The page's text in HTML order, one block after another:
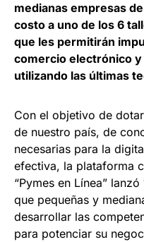
medianas empresas
costo a uno de los 6
que les permitirán
comercio electrónico
utilizando las últimas
Con el objetivo de
de nuestro país, de
necesarias para la
efectiva, la plataforma
“Pymes en Línea”
que pequeñas y
desarrollar las
para potenciar su